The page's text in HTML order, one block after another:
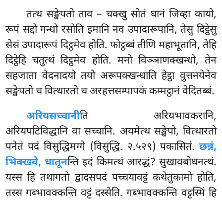
तत्थ सङ्खेपतो ताव – चक्खु सोतं घानं जिव्हा कायो,
रूपं सद्दो गन्धो रसोति इमानि नव उपादारूपानि, तेसु दिट्ठेसु
सेसं उपादारूपं दिट्ठमेव होति. फोट्ठब्बं तीणि महाभूतानि, तेहि
दिट्ठेहि चतुत्थं दिट्ठमेव होति. मनो विञ्ञाणक्खन्धो, तेन
सहजाता वेदनादयो तयो अरूपक्खन्धाति हेट्ठा वुत्तनयेनेव
सङ्खेपतो च वित्थारतो च अरहत्तसम्पापकं कम्मट्ठानं वेदितब्बं.
अरियसच्चानीति अरियभावकरानि,
अरियपटिविद्धानि वा सच्चानि. अयमेत्थ सङ्खेपो, वित्थारतो
पनेतं पदं विसुद्धिमग्गे (विसुद्धि. २.५२९) पकासितं. छन्नं,
भिक्खवे, धातूनन्ति इदं किमत्थं आरद्धं? सुखावबोधनत्थं.
यस्स हि तथागतो द्वादसपदं पच्चयावट्टं कथेतुकामो होति,
तस्स गब्भावक्कन्ति वट्टं दस्सेति. गब्भावक्कन्ति वट्टस्मिं हि